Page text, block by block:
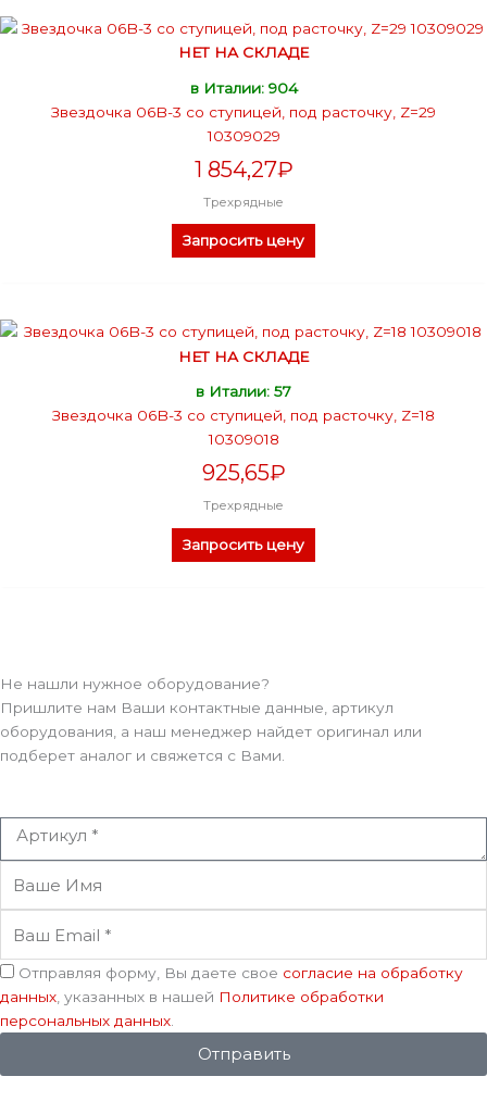
НЕТ НА СКЛАДЕ
в Италии: 904
Звездочка 06B-3 со ступицей, под расточку, Z=29
10309029
1 854,27₽
Трехрядные
Запросить цену
НЕТ НА СКЛАДЕ
в Италии: 57
Звездочка 06B-3 со ступицей, под расточку, Z=18
10309018
925,65₽
Трехрядные
Запросить цену
Не нашли нужное оборудование?
Пришлите нам Ваши контактные данные, артикул
оборудования, а наш менеджер найдет оригинал или
подберет аналог и свяжется с Вами.
Артикул
Имя
Email
Соглашение
Отправляя форму, Вы даете свое согласие на обработку
данных , указанных в нашей Политике обработки
персональных данных
Отправить